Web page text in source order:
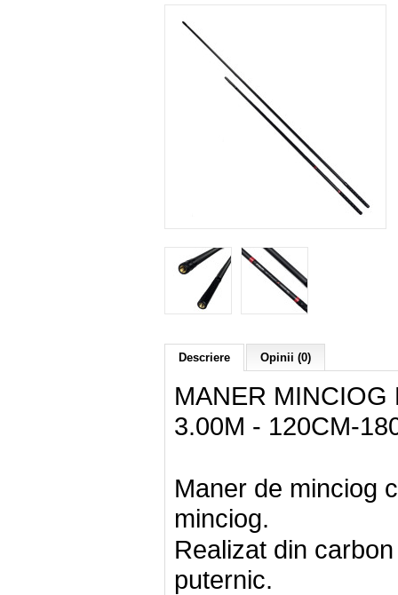
Descriere Opinii (0)
MANER MINCIOG
3.00M - 120CM-
Maner de minciog
minciog.
Realizat din
puternic.